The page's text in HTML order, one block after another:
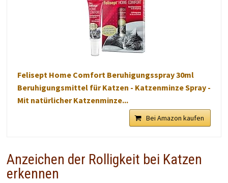
Felisept Home Comfort Beruhigungsspray 30ml
Beruhigungsmittel für Katzen - Katzenminze Spray -
Mit natürlicher Katzenminze...
Bei Amazon kaufen
Anzeichen der Rolligkeit bei Katzen
erkennen